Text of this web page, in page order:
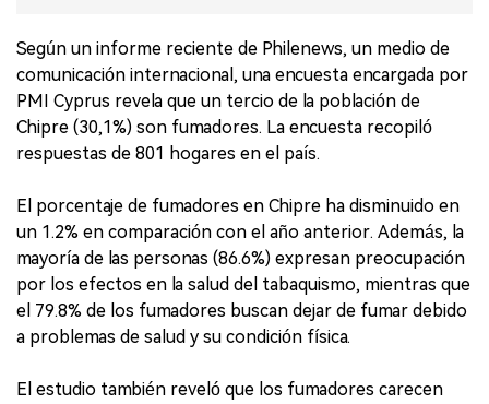
Según un informe reciente de Philenews, un medio de
comunicación internacional, una encuesta encargada por
PMI Cyprus revela que un tercio de la población de
Chipre (30,1%) son fumadores. La encuesta recopiló
respuestas de 801 hogares en el país.
El porcentaje de fumadores en Chipre ha disminuido en
un 1.2% en comparación con el año anterior. Además, la
mayoría de las personas (86.6%) expresan preocupación
por los efectos en la salud del tabaquismo, mientras que
el 79.8% de los fumadores buscan dejar de fumar debido
a problemas de salud y su condición física.
El estudio también reveló que los fumadores carecen